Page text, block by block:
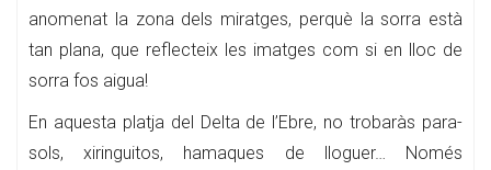
anomenat la zona dels miratges, perquè la sorra està
tan plana, que reflecteix les imatges com si en lloc de
sorra fos aigua!
En aquesta platja del Delta de l’Ebre, no trobaràs para-
sols, xiringuitos, hamaques de lloguer… Només